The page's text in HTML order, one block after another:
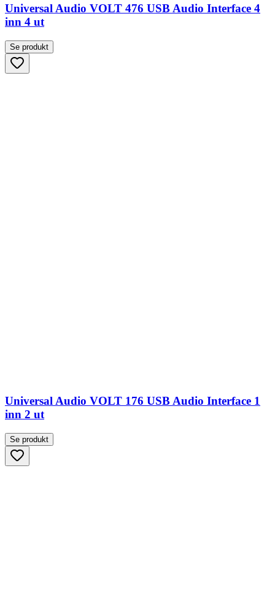
Universal Audio VOLT 476 USB Audio Interface 4
inn 4 ut
Se produkt
Universal Audio VOLT 176 USB Audio Interface 1
inn 2 ut
Se produkt